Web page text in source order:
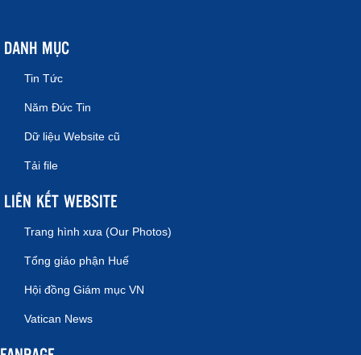
DANH MỤC
Tin Tức
Năm Đức Tin
Dữ liệu Website cũ
Tải file
LIÊN KẾT WEBSITE
Trang hình xưa (Our Photos)
Tổng giáo phận Huế
Hội đồng Giám mục VN
Vatican News